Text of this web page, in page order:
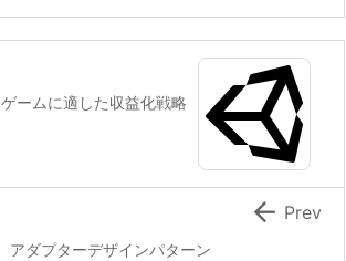
ゲームに適した収益化戦略
アダプターデザインパターン
 Prev